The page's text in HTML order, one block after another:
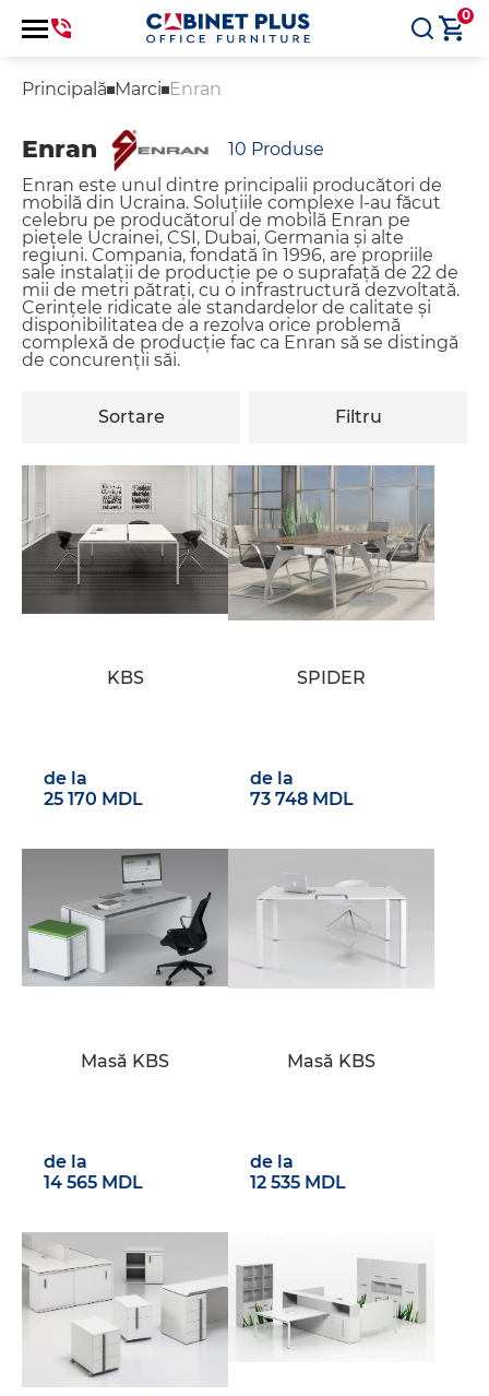
0
Principală Marci Enran
Enran 10 Produse
Enran este unul dintre principalii producători de
mobilă din Ucraina. Soluțiile complexe l-au făcut
celebru pe producătorul de mobilă Enran pe
piețele Ucrainei, CSI, Dubai, Germania și alte
regiuni. Compania, fondată în 1996, are propriile
sale instalații de producție pe o suprafață de 22 de
mii de metri pătrați, cu o infrastructură dezvoltată.
Cerințele ridicate ale standardelor de calitate și
disponibilitatea de a rezolva orice problemă
complexă de producție fac ca Enran să se distingă
de concurenții săi.
Sortare Filtru
KBS
de la
25 170 MDL
SPIDER
de la
73 748 MDL
Masă KBS
de la
14 565 MDL
Masă KBS
de la
12 535 MDL